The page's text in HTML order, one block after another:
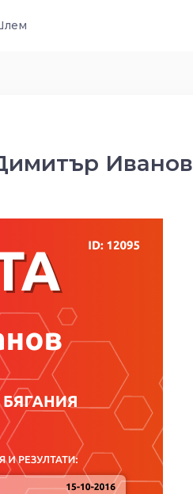
Иванов